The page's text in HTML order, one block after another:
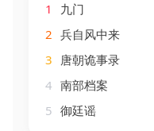
1
九门
2 兵自风中来
3 唐朝诡事录
4 南部档案
5 御廷谣